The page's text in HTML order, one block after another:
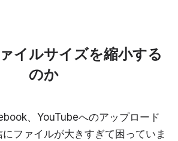
イルサイズを縮小する
のか
、YouTubeへのアップロード
ファイルが大きすぎて困っていま